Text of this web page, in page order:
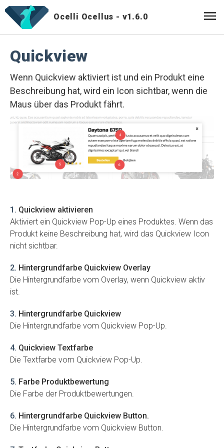
Ocelli Ocellus - v1.6.0 menu
Quickview
Wenn Quickview aktiviert ist und ein Produkt eine
Beschreibung hat, wird ein Icon sichtbar, wenn die
Maus über das Produkt fährt.
1 . Quickview aktivieren
Aktiviert ein Quickview Pop-Up eines Produktes. Wenn das
Produkt keine Beschreibung hat, wird das Quickview Icon
nicht sichtbar.
2. Hintergrundfarbe Quickview Overlay
Die Hintergrundfarbe vom Overlay, wenn Quickview aktiv
ist.
3. Hintergrundfarbe Quickview
Die Hintergrundfarbe vom Quickview Pop-Up.
4. Quickview Textfarbe
Die Textfarbe vom Quickview Pop-Up.
5. Farbe Produktbewertung
Die Farbe der Produktbewertungen.
6. Hintergrundfarbe Quickview Button.
Die Hintergrundfarbe vom Quickview Button.